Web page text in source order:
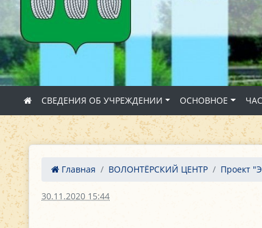
СВЕДЕНИЯ ОБ УЧРЕЖДЕНИИ ОСНОВНОЕ
Главная ВОЛОНТЁРСКИЙ ЦЕНТР Проект
30.11.2020 15:44